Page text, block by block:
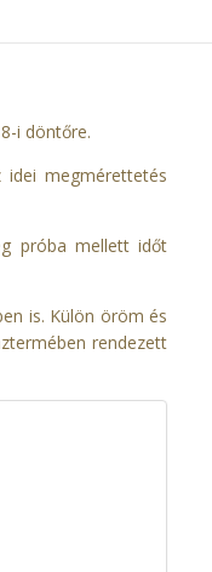
i döntőre.
megmérettetés
próba mellett időt
is. Külön öröm és
rendezett